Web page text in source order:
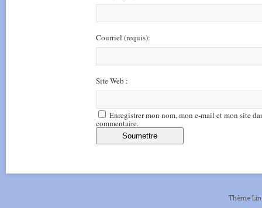
Courriel (requis):
Site Web :
Enregistrer mon nom, mon e-mail et mon site
commentaire.
Thème